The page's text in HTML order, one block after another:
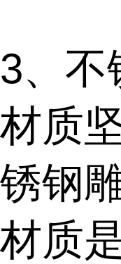
3、不
材质
锈钢
材质